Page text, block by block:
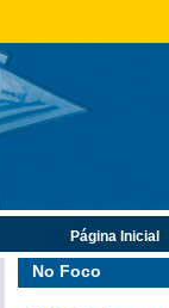
No Foco
Página Inicial